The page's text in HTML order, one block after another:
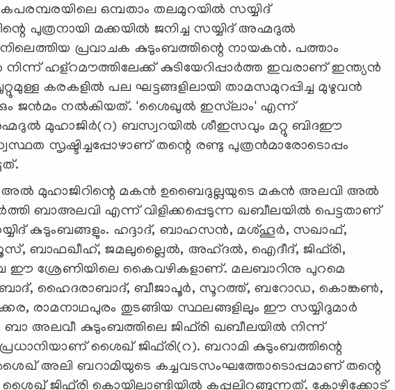
ഒമ്പതാം തലമുറയില്‍ സയ്യിദ്
പുത്രനായി മക്കയില്‍ ജനിച്ച സയ്യിദ് അഹ്മദുല്‍
പ്രവാചക കുടുംബത്തിന്റെ നായകന്‍. പത്താം
നിന്ന് ഹള്‌റമൗത്തിലേക്ക് കുടിയേറിപ്പാര്‍ത്ത ഇവരാണ് ഇന്ത്യന്‍
കരകളില്‍ പല ഘട്ടങ്ങളിലായി താമസമുറപ്പിച്ച മുഴുവന്‍
ജന്‍മം നല്‍കിയത്. 'ശൈഖുല്‍ ഇസ്‌ലാം' എന്ന്
അഹ്മദുല്‍ മുഹാജിര്‍(റ) ബസ്വറയില്‍ ശീഇസവും മറ്റു ബിദഈ
സൃഷ്ടിച്ചപ്പോഴാണ് തന്റെ രണ്ടു പുത്രന്‍മാരോടൊപ്പം
മുഹാജിറിന്റെ മകന്‍ ഉബൈദുല്ലയുടെ മകന്‍ അലവി അല്‍
ബാഅലവി എന്ന് വിളിക്കപ്പെടുന്ന ഖബീലയില്‍ പെട്ടതാണ്
കുടുംബങ്ങളും. ഹദ്ദാദ്, ബാഹസന്‍, മശ്ഹൂര്‍, സഖാഫ്,
ബാഫഖീഹ്, ജമലുല്ലൈല്‍, അഹ്ദല്‍, ഐദീദ്, ജിഫ്‌രി,
ഈ ശ്രേണിയിലെ കൈവഴികളാണ്. മലബാറിനു പുറമെ
ഹൈദരാബാദ്, ബീജാപൂര്‍, സൂറത്ത്, ബറോഡ, കൊങ്കണ്‍,
രാമനാഥപുരം തുടങ്ങിയ സ്ഥലങ്ങളിലും ഈ സയ്യിദുമാര്‍
ബാ അലവീ കുടുംബത്തിലെ ജിഫ്‌രി ഖബീലയില്‍ നിന്ന്
പ്രധാനിയാണ് ശൈഖ് ജിഫ്‌രി(റ). ബറാമി കുടുംബത്തിന്റെ
അലി ബറാമിയുടെ കച്ചവടസംഘത്തോടൊപ്പമാണ് തന്റെ
ജിഫ്‌രി കൊയിലാണ്ടിയില്‍ കപ്പലിറങ്ങുന്നത്. കോഴിക്കോട്